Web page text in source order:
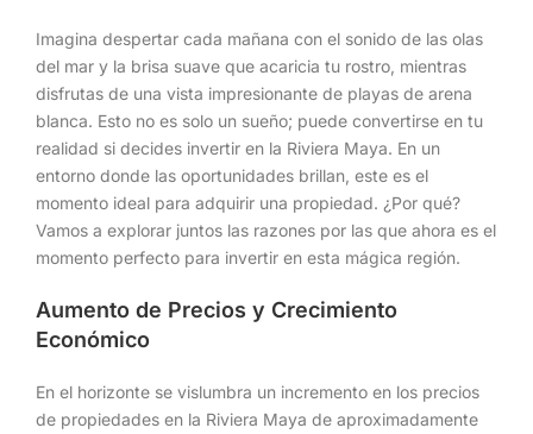
Imagina despertar cada mañana con el sonido de las olas
del mar y la brisa suave que acaricia tu rostro, mientras
disfrutas de una vista impresionante de playas de arena
blanca. Esto no es solo un sueño; puede convertirse en tu
realidad si decides invertir en la Riviera Maya. En un
entorno donde las oportunidades brillan, este es el
momento ideal para adquirir una propiedad. ¿Por qué?
Vamos a explorar juntos las razones por las que ahora es el
momento perfecto para invertir en esta mágica región.
Aumento de Precios y Crecimiento
Económico
En el horizonte se vislumbra un incremento en los precios
de propiedades en la Riviera Maya de aproximadamente